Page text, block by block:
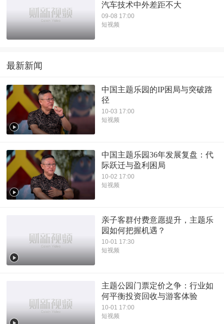
汽车技术中外差距不大
09-08 17:00
短视频
最新新闻
中国主题乐园的IP困局与突破路
径
10-03 17:00
短视频
中国主题乐园36年发展复盘：代
际跃迁与盈利困局
10-02 17:00
短视频
亲子客群付费意愿提升，主题乐
园如何把握机遇？
10-01 17:30
短视频
主题公园门票定价之争：行业如
何平衡投资回收与游客体验
10-01 17:00
短视频